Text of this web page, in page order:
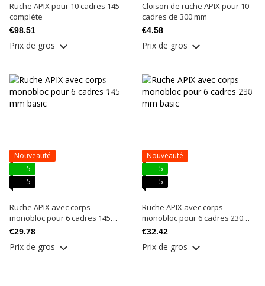
Ruche APIX pour 10 cadres 145
complète
€98.51
Prix ​​de gros
Cloison de ruche APIX pour 10
cadres de 300 mm
€4.58
Prix ​​de gros
Nouveauté
5
5
Ruche APIX avec corps
monobloc pour 6 cadres 145
mm basic
€29.78
Prix ​​de gros
Nouveauté
5
5
Ruche APIX avec corps
monobloc pour 6 cadres 230
mm basic
€32.42
Prix ​​de gros